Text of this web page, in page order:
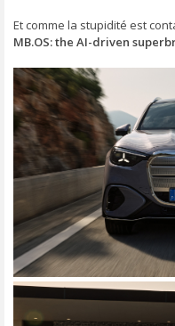
Et comme la stupidité est
MB.OS: the AI-driven